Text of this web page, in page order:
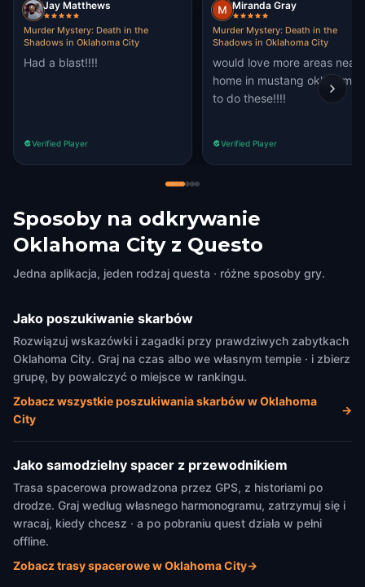
Jay Matthews
Murder Mystery: Death in the
Shadows in Oklahoma City
Had a blast!!!!
Verified Player
Miranda Gray
Murder Mystery: Death in the
Shadows in Oklahoma City
would love more areas near
home in mustang oklahoma
to do these!!!!
Verified Player
Sposoby na odkrywanie
Oklahoma City z Questo
Jedna aplikacja, jeden rodzaj questa · różne sposoby gry.
Jako poszukiwanie skarbów
Rozwiązuj wskazówki i zagadki przy prawdziwych zabytkach
Oklahoma City. Graj na czas albo we własnym tempie · i zbierz
grupę, by powalczyć o miejsce w rankingu.
Zobacz wszystkie poszukiwania skarbów w Oklahoma
City
→
Jako samodzielny spacer z przewodnikiem
Trasa spacerowa prowadzona przez GPS, z historiami po
drodze. Graj według własnego harmonogramu, zatrzymuj się i
wracaj, kiedy chcesz · a po pobraniu quest działa w pełni
offline.
Zobacz trasy spacerowe w Oklahoma City→